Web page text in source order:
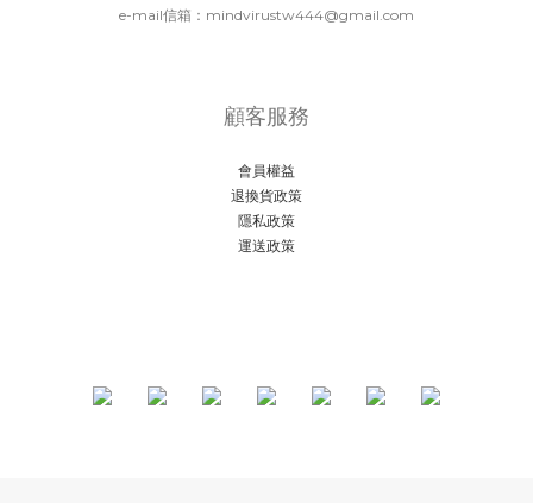
e-mail信箱：mindvirustw444@gmail.com
顧客服務
會員權益
退換貨政策
隱私政策
運送政策